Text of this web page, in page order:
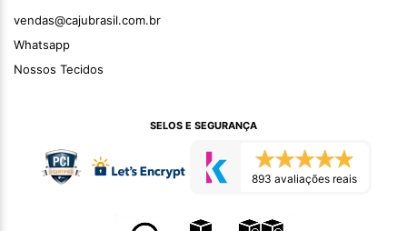
vendas@cajubrasil.com.br
Whatsapp
Nossos Tecidos
SELOS E SEGURANÇA
893 avaliações reais